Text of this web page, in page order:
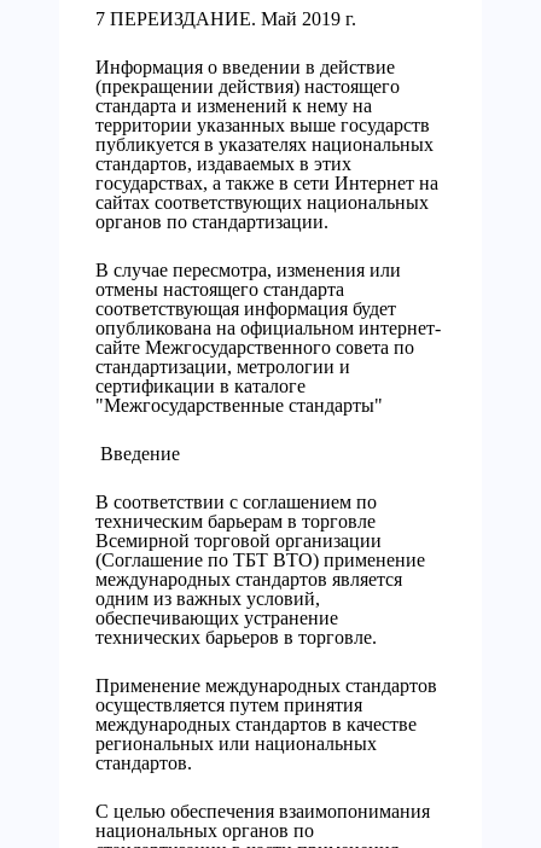
7 ПЕРЕИЗДАНИЕ. Май 2019 г.
Информация о введении в действие
(прекращении действия) настоящего
стандарта и изменений к нему на
территории указанных выше государств
публикуется в указателях национальных
стандартов, издаваемых в этих
государствах, а также в сети Интернет на
сайтах соответствующих национальных
органов по стандартизации.
В случае пересмотра, изменения или
отмены настоящего стандарта
соответствующая информация будет
опубликована на официальном интернет-
сайте Межгосударственного совета по
стандартизации, метрологии и
сертификации в каталоге
"Межгосударственные стандарты"
Введение
В соответствии с соглашением по
техническим барьерам в торговле
Всемирной торговой организации
(Соглашение по ТБТ ВТО) применение
международных стандартов является
одним из важных условий,
обеспечивающих устранение
технических барьеров в торговле.
Применение международных стандартов
осуществляется путем принятия
международных стандартов в качестве
региональных или национальных
стандартов.
С целью обеспечения взаимопонимания
национальных органов по